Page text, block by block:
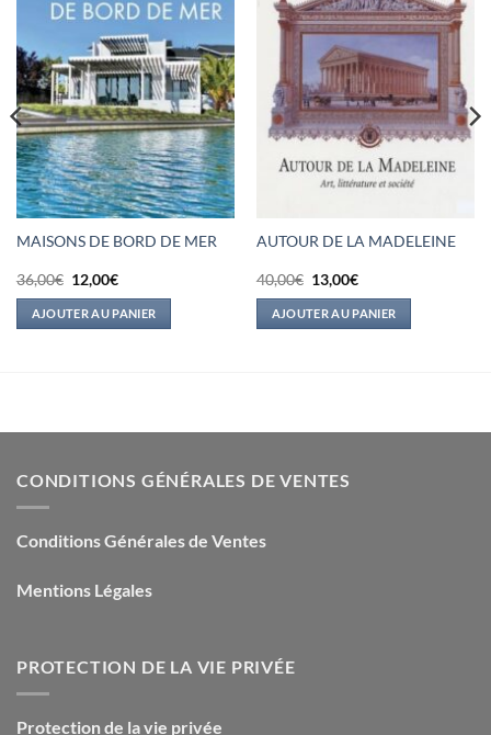
MAISONS DE BORD DE MER
36,00€ Le
prix
initial
était :
12,00€Le
actuel
est :
AJOUTER AU PANIER
AUTOUR DE LA MADELEINE
40,00€ Le
prix
initial
était :
13,00€Le
actuel
est :
AJOUTER AU PANIER
CONDITIONS GÉNÉRALES DE VENTES
Conditions Générales de Ventes
Mentions Légales
PROTECTION DE LA VIE PRIVÉE
Protection de la vie privée